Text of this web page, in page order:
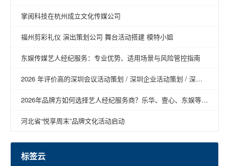
掌阅科技在杭州成立文化传媒公司
福州剪彩礼仪 演出策划公司 舞台活动搭建 模特小姐
东娱传媒艺人经纪服务：专业优势、适用场景与风险管控指南
2026 年评价高的深圳会议活动策划 / 深圳企业活动策划 / 深圳
2026年品牌方如何选择艺人经纪服务商？乐华、壹心、东娱等明
河北省“悦享周末”品牌文化活动启动
标签云